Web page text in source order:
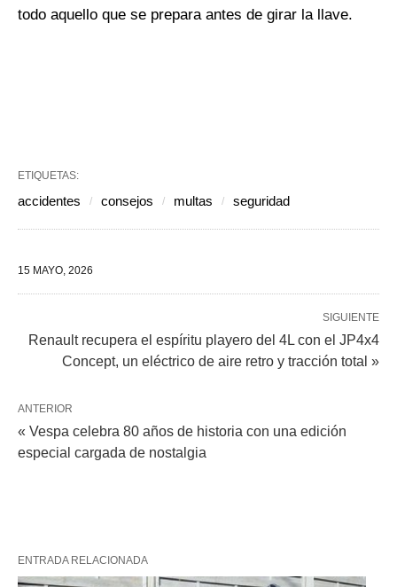
todo aquello que se prepara antes de girar la llave.
ETIQUETAS:
accidentes consejos multas seguridad
15 MAYO, 2026
SIGUIENTE
Renault recupera el espíritu playero del 4L con el JP4x4
Concept, un eléctrico de aire retro y tracción total »
ANTERIOR
« Vespa celebra 80 años de historia con una edición
especial cargada de nostalgia
ENTRADA RELACIONADA